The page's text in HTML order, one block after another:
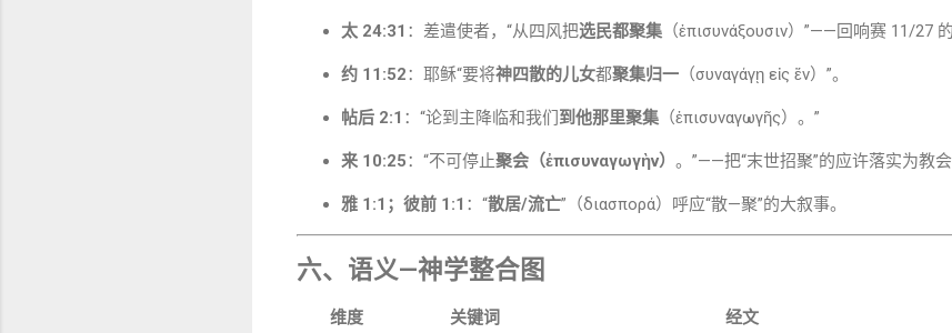
太 24:31 ：差遣使者，“从四风把选民都聚集 （ἐπισυνάξουσιν）”——回响赛 11/27
约 11:52：耶稣“要将神四散的儿女都聚集归一 （συναγάγῃ εἰς ἕν）”。
帖后 2:1 ：“论到主降临和我们到他那里聚集 （ἐπισυναγωγῆς）。”
来 10:25：“不可停止聚会（ἐπισυναγωγὴν） 。”——把“末世招聚”的应许落实为教会
雅 1:1；彼前 1:1 ：“散居/流亡”（διασπορά）呼应“散—聚”的大叙事。
六、语义—神学整合图
维度 关键词 经文